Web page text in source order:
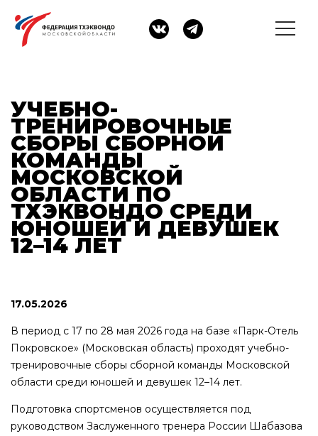
УЧЕБНО-
ТРЕНИРОВОЧНЫЕ
СБОРЫ СБОРНОЙ
КОМАНДЫ
МОСКОВСКОЙ
ОБЛАСТИ ПО
ТХЭКВОНДО СРЕДИ
ЮНОШЕЙ И ДЕВУШЕК
12–14 ЛЕТ
17.05.2026
В период с 17 по 28 мая 2026 года на базе «Парк-Отель
Покровское» (Московская область) проходят учебно-
тренировочные сборы сборной команды Московской
области среди юношей и девушек 12–14 лет.
Подготовка спортсменов осуществляется под
руководством Заслуженного тренера России Шабазова